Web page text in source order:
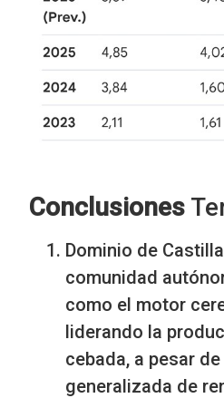
Conclusiones
Dominio de
comunidad
como el motor
liderando la
cebada, a pesar
generalizada de